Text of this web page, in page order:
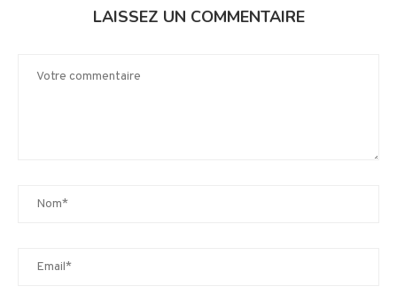
LAISSEZ UN COMMENTAIRE